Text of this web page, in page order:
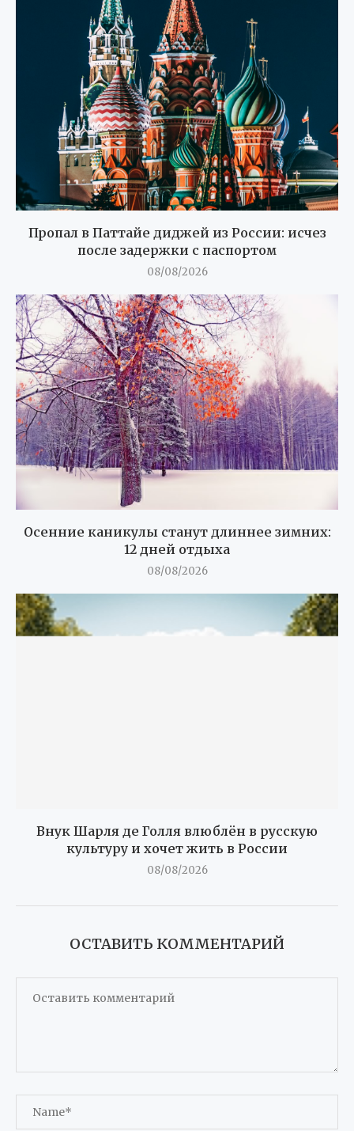
Пропал в Паттайе диджей из России: исчез
после задержки с паспортом
08/08/2026
Осенние каникулы станут длиннее зимних:
12 дней отдыха
08/08/2026
Внук Шарля де Голля влюблён в русскую
культуру и хочет жить в России
08/08/2026
ОСТАВИТЬ КОММЕНТАРИЙ